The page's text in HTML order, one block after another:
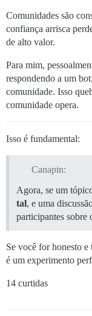
Comunidades são
confiança arrisca
de alto valor.
Para mim,
respondendo a um
comunidade. Isso
comunidade opera.
Isso é fundamental:
Canapin:
Agora, se um
tal, e uma
participantes sobre
Se você for honesto e
é um experimento
14 curtidas